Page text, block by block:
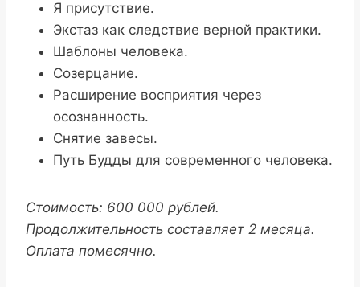
Я присутствие.
Экстаз как следствие верной практики.
Шаблоны человека.
Созерцание.
Расширение восприятия через
осознанность.
Снятие завесы.
Путь Будды для современного человека.
Стоимость: 600 000 рублей.
Продолжительность составляет 2 месяца.
Оплата помесячно.